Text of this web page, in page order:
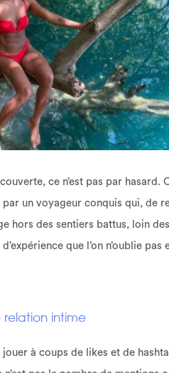
ce n’est pas par hasard.
un voyageur conquis qui, de
hors des sentiers battus, loin
que l’on n’oublie pas
relation intime
à coups de likes et de